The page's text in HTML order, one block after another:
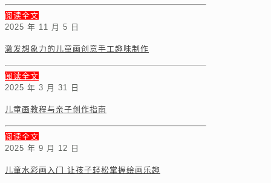
阅读全文
2025 年 11 月 5 日
激发想象力的儿童画创意手工趣味制作
阅读全文
2025 年 3 月 31 日
儿童画教程与亲子创作指南
阅读全文
2025 年 9 月 12 日
儿童水彩画入门 让孩子轻松掌握绘画乐趣